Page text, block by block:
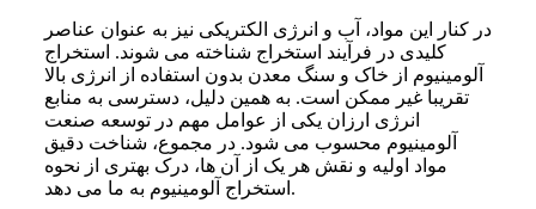
در کنار این مواد، آب و انرژی الکتریکی نیز به عنوان عناصر
کلیدی در فرآیند استخراج شناخته می شوند. استخراج
آلومینیوم از خاک و سنگ معدن بدون استفاده از انرژی بالا
تقریبا غیر ممکن است. به همین دلیل، دسترسی به منابع
انرژی ارزان یکی از عوامل مهم در توسعه صنعت
آلومینیوم محسوب می شود. در مجموع، شناخت دقیق
مواد اولیه و نقش هر یک از آن ها، درک بهتری از نحوه
استخراج آلومینیوم به ما می دهد.